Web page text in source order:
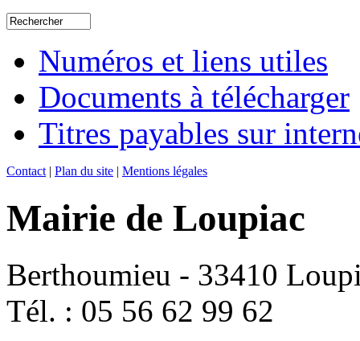
Numéros et liens utiles
Documents à télécharger
Titres payables sur
Contact | Plan du site | Mentions légales
Mairie de Loupiac
Berthoumieu - 33410
Tél. : 05 56 62 99 62